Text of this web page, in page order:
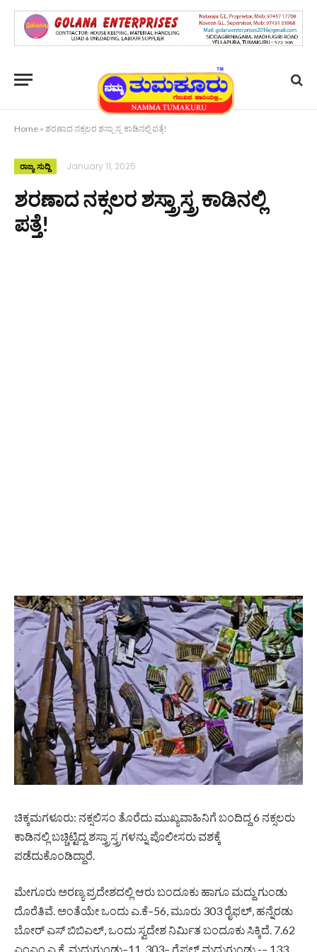
Home » ಶರಣಾದ ನಕ್ಸಲರ ಶಸ್ತ್ರಾಸ್ತ್ರ ಕಾಡಿನಲ್ಲಿ ಪತ್ತೆ!
ರಾಜ್ಯ ಸುದ್ದಿ January 11, 2025
ಶರಣಾದ ನಕ್ಸಲರ ಶಸ್ತ್ರಾಸ್ತ್ರ ಕಾಡಿನಲ್ಲಿ
ಪತ್ತೆ!
ಚಿಕ್ಕಮಗಳೂರು: ನಕ್ಸಲಿಸಂ ತೊರೆದು ಮುಖ್ಯವಾಹಿನಿಗೆ ಬಂದಿದ್ದ 6 ನಕ್ಸಲರು
ಕಾಡಿನಲ್ಲಿ ಬಚ್ಚಿಟ್ಟಿದ್ದ ಶಸ್ತ್ರಾಸ್ತ್ರಗಳನ್ನು ಪೊಲೀಸರು ವಶಕ್ಕೆ
ಪಡೆದುಕೊಂಡಿದ್ದಾರೆ.
ಮೇಗೂರು ಅರಣ್ಯ ಪ್ರದೇಶದಲ್ಲಿ ಆರು ಬಂದೂಕು ಹಾಗೂ ಮದ್ದು ಗುಂಡು
ದೊರೆತಿವೆ. ಅಂತೆಯೇ ಒಂದು ಎ.ಕೆ–56, ಮೂರು 303 ರೈಫಲ್, ಹನ್ನೆರಡು
ಬೋರ್ ಎಸ್ ಬಿಬಿಎಲ್, ಒಂದು ಸ್ವದೇಶ ನಿರ್ಮಿತ ಬಂದೂಕು ಸಿಕ್ಕಿದೆ. 7.62
ಎಂಎಂ ಎ.ಕೆ. ಮದ್ದುಗುಂಡು–11, 303– ರೈಫಲ್ ಮದ್ದುಗುಂಡು -– 133,